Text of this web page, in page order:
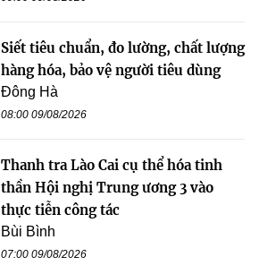
Siết tiêu chuẩn, đo lường, chất lượng
hàng hóa, bảo vệ người tiêu dùng
Đông Hà
08:00 09/08/2026
Thanh tra Lào Cai cụ thể hóa tinh
thần Hội nghị Trung ương 3 vào
thực tiễn công tác
Bùi Bình
07:00 09/08/2026